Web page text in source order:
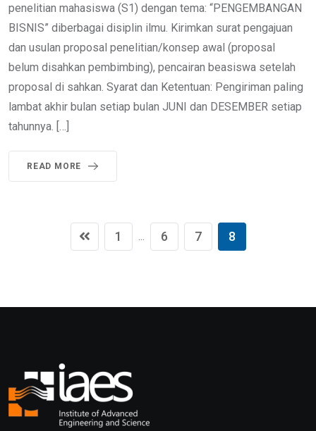
penelitian mahasiswa (S1) dengan tema: “PENGEMBANGAN
BISNIS” diberbagai disiplin ilmu. Kirimkan surat pengajuan
dan usulan proposal penelitian/konsep awal (proposal
belum disahkan pembimbing), pencairan beasiswa setelah
proposal di sahkan. Syarat dan Ketentuan: Pengiriman paling
lambat akhir bulan setiap bulan JUNI dan DESEMBER setiap
tahunnya. […]
READ MORE
1 6 7 8